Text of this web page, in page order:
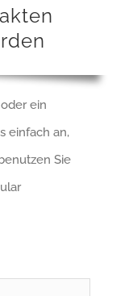
ein
einfach an,
Sie